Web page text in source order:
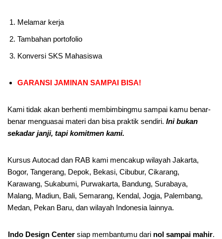
Melamar kerja
Tambahan portofolio
Konversi SKS Mahasiswa
GARANSI JAMINAN SAMPAI BISA!
Kami tidak akan berhenti membimbingmu sampai kamu benar-
benar menguasai materi dan bisa praktik sendiri. Ini bukan
sekadar janji, tapi komitmen kami.
Kursus Autocad dan RAB kami mencakup wilayah Jakarta,
Bogor, Tangerang, Depok, Bekasi, Cibubur, Cikarang,
Karawang, Sukabumi, Purwakarta, Bandung, Surabaya,
Malang, Madiun, Bali, Semarang, Kendal, Jogja, Palembang,
Medan, Pekan Baru, dan wilayah Indonesia lainnya.
Indo Design Centersiap membantumu dari nol sampai mahir.